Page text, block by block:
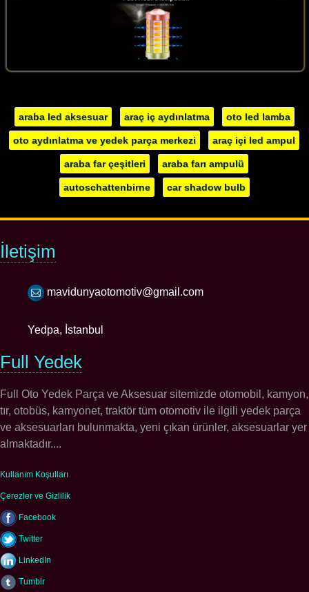
araba led aksesuar araç iç aydınlatma oto led lamba
oto aydınlatma ve yedek parça merkezi araç içi led ampul
araba far çeşitleri araba farı ampulü
autoschattenbirne car shadow bulb
İletişim
mavidunyaotomotiv@gmail.com
Yedpa, İstanbul
Full Yedek
Full Oto Yedek Parça ve Aksesuar sitemizde otomobil, kamyon,
tır, otobüs, kamyonet, traktör tüm otomotiv ile ilgili yedek parça
ve aksesuarları bulunmakta, yeni çıkan ürünler, aksesuarlar yer
almaktadır....
Kullanım Koşulları
Çerezler ve Gizlilik
Facebook
Twitter
LinkedIn
Tumblr